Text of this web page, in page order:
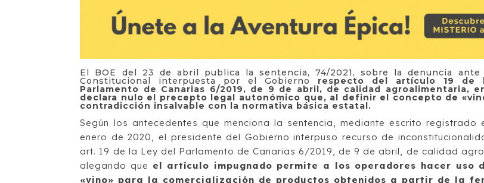
El BOE del 23 de abril publica la sentencia, 74/2021, sobre la denuncia
Constitucional interpuesta por el Gobierno respecto del artículo 19 de
Parlamento de Canarias 6/2019, de 9 de abril, de calidad agroalimentaria,
declara nulo el precepto legal autonómico que, al definir el concepto de
contradicción insalvable con la normativa básica estatal.
Según los antecedentes que menciona la sentencia, mediante escrito registrado
enero de 2020, el presidente del Gobierno interpuso recurso de
art. 19 de la Ley del Parlamento de Canarias 6/2019, de 9 de abril, de calidad
alegando que el artículo impugnado permite a los operadores hacer uso
«vino» para la comercialización de productos obtenidos a partir de la